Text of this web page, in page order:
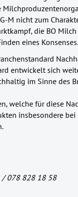
M nicht zum
die BO
eines Konsenses.
entwickelt sich
im Sinne des
welche für diese
insbesondere bei
/ 078 828 18 58